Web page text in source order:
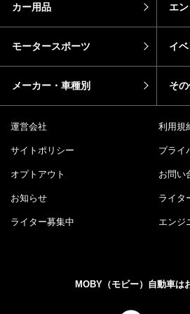
カー用品 エ
モータースポーツ イ
メーカー・車種別 そ
運営会社 利用規
サイトポリシー プライ
オプトアウト お問い
お知らせ ライタ
ライター募集中 エンジ
MOBY（モビー）自動車は